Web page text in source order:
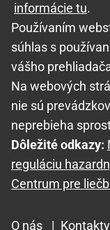
informácie tu.
Používaním
súhlas s
vášho
Na webových
nie sú
neprebieha
Dôležité odkazy:
reguláciu
Centrum pre
O nás | Kontakty